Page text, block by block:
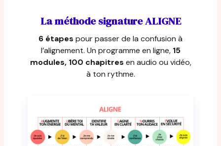
La méthode signatureALIGNE
6 étapes pour passer de la confusion à
l’alignement. Un programme en ligne, 15
modules, 100 chapitres en audio ou vidéo,
à ton rythme.